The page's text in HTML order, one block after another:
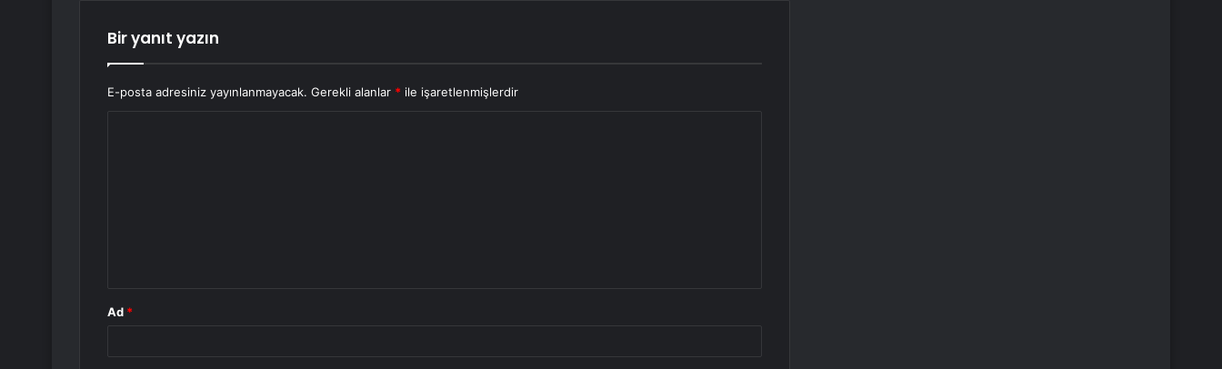
Bir yanıt yazın
E-posta adresiniz yayınlanmayacak. Gerekli alanlar * ile işaretlenmişlerdir
Ad *